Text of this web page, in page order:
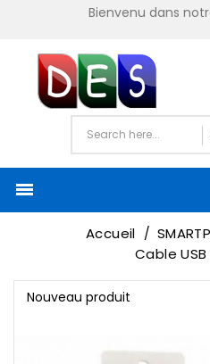
Bienvenu dans

Accueil
Cable
Nouveau produit